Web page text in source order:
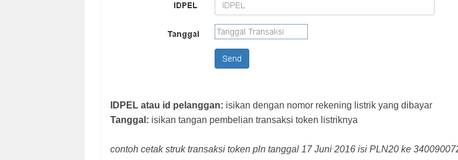
IDPEL atau id pelanggan: isikan dengan nomor rekening listrik yang dibayar
Tanggal: isikan tangan pembelian transaksi token listriknya
contoh cetak struk transaksi token pln tanggal 17 Juni 2016 isi PLN20 ke